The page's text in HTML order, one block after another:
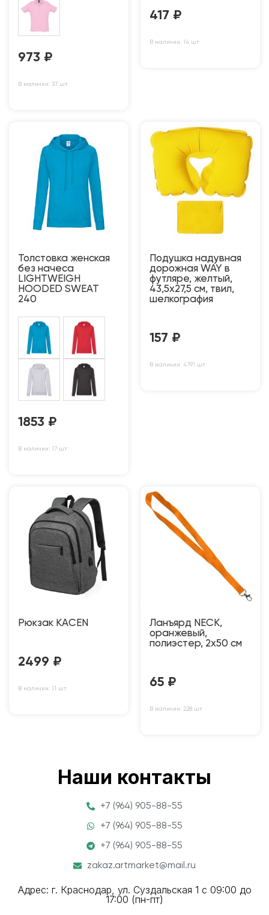
973 ₽
В наличии: 37 шт
417 ₽
В наличии: 14 шт
Толстовка женская
без начеса
LIGHTWEIGH
HOODED SWEAT
240
1853 ₽
В наличии: 17 шт
Подушка надувная
дорожная WAY в
футляре, желтый,
43,5х27,5 см, твил,
шелкография
157 ₽
В наличии: 4791 шт
Рюкзак KACEN
2499 ₽
В наличии: 11 шт
Ланъярд NECK,
оранжевый,
полиэстер, 2х50 см
65 ₽
В наличии: 228 шт
Наши контакты
+7 (964) 905-88-55
+7 (964) 905-88-55
+7 (964) 905-88-55
zakaz.artmarket@mail.ru
Адрес: г. Краснодар, ул. Суздальская 1 с 09:00 до
17:00 (пн-пт)